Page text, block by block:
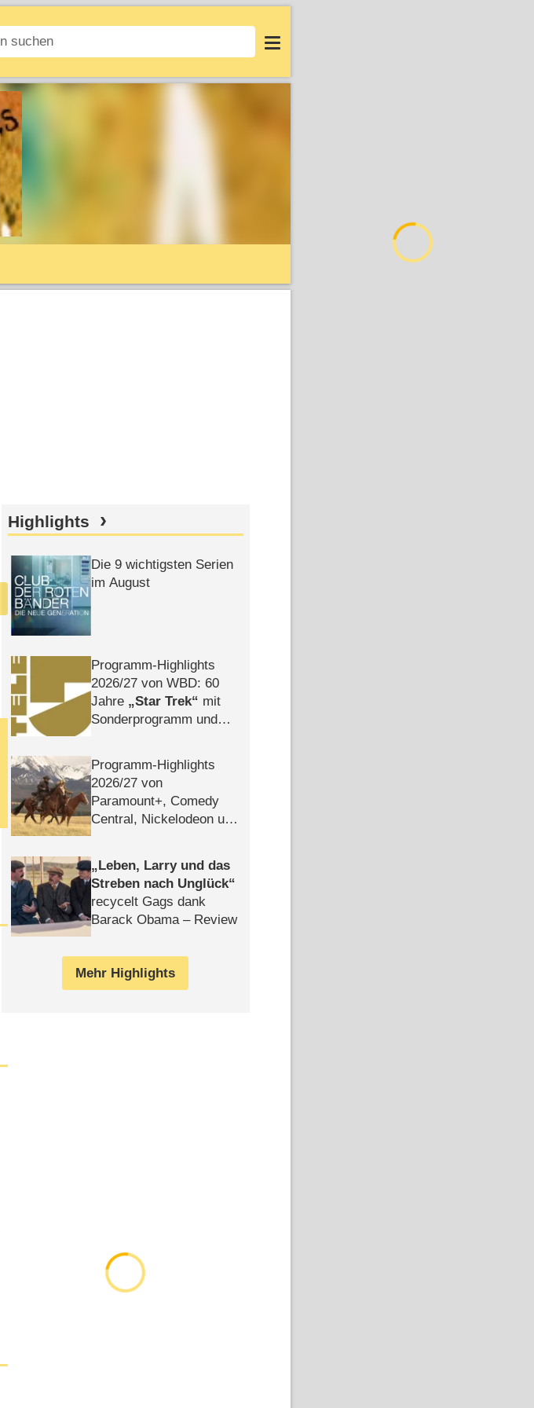
Login
Highlights
Die 9 wichtigsten Serien
im August
Programm-Highlights
2026/​27 von WBD: 60
Jahre
Star Trek
mit
Sonderprogramm und
Programm-Highlights
2026/​27 von
Paramount+, Comedy
Central, Nickelodeon und
Leben, Larry und das
Streben nach Unglück
recycelt Gags dank
Barack Obama – Review
Mehr Highlights